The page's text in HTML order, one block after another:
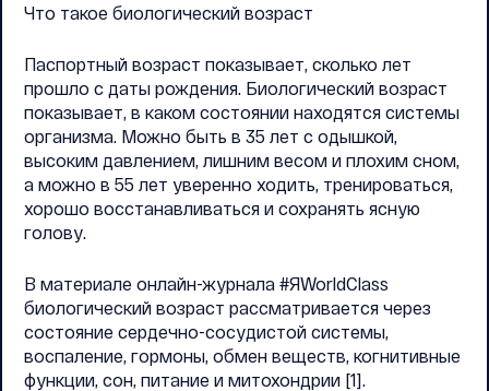
Что такое биологический возраст
Паспортный возраст показывает, сколько лет
прошло с даты рождения. Биологический возраст
показывает, в каком состоянии находятся системы
организма. Можно быть в 35 лет с одышкой,
высоким давлением, лишним весом и плохим сном,
а можно в 55 лет уверенно ходить, тренироваться,
хорошо восстанавливаться и сохранять ясную
голову.
В материале онлайн-журнала #ЯWorldClass
биологический возраст рассматривается через
состояние сердечно-сосудистой системы,
воспаление, гормоны, обмен веществ, когнитивные
функции, сон, питание и митохондрии [1].